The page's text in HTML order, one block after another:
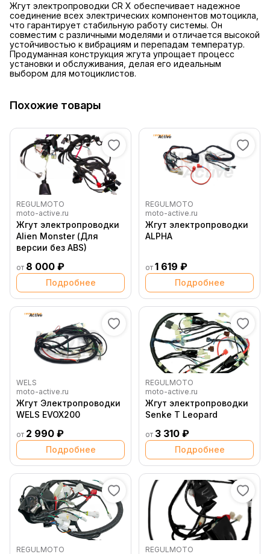
Жгут электропроводки CR X обеспечивает надежное
соединение всех электрических компонентов мотоцикла,
что гарантирует стабильную работу системы. Он
совместим с различными моделями и отличается высокой
устойчивостью к вибрациям и перепадам температур.
Продуманная конструкция жгута упрощает процесс
установки и обслуживания, делая его идеальным
выбором для мотоциклистов.
Похожие товары
REGULMOTO
moto-active.ru
Жгут электропроводки
Alien Monster (Для
версии без ABS)
от 8 000 ₽
Подробнее
REGULMOTO
moto-active.ru
Жгут электропроводки
ALPHA
от 1 619 ₽
Подробнее
WELS
moto-active.ru
Жгут Электропроводки
WELS EVOX200
от 2 990 ₽
Подробнее
REGULMOTO
moto-active.ru
Жгут электропроводки
Senke T Leopard
от 3 310 ₽
Подробнее
REGULMOTO REGULMOTO